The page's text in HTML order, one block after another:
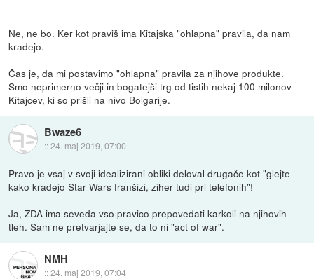
Ne, ne bo. Ker kot praviš ima Kitajska "ohlapna" pravila, da nam
kradejo.
Čas je, da mi postavimo "ohlapna" pravila za njihove produkte.
Smo neprimerno večji in bogatejši trg od tistih nekaj 100 milonov
Kitajcev, ki so prišli na nivo Bolgarije.
Bwaze6
::24. maj 2019, 07:00
Pravo je vsaj v svoji idealizirani obliki deloval drugače kot "glejte
kako kradejo Star Wars franšizi, ziher tudi pri telefonih"!
Ja, ZDA ima seveda vso pravico prepovedati karkoli na njihovih
tleh. Sam ne pretvarjajte se, da to ni "act of war".
NMH
::24. maj 2019, 07:04